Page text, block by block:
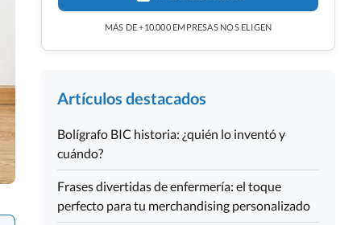
MÁS DE +10.000 EMPRESAS NOS ELIGEN
Artículos destacados
Bolígrafo BIC historia: ¿quién lo inventó y
cuándo?
Frases divertidas de enfermería: el toque
perfecto para tu merchandising personalizado